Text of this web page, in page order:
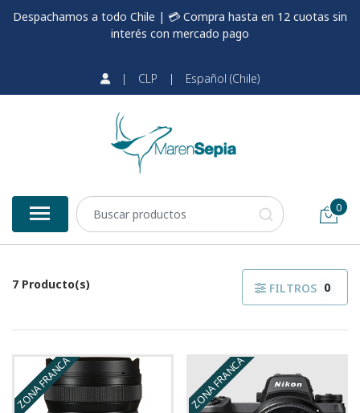
Despachamos a todo Chile | 💳 Compra hasta en 12 cuotas sin
interés con mercado pago
| CLP | Español (Chile)
0
7 Producto(s) FILTROS 0
A PEDIDO
ZONA FRANCA A PEDIDO
ZONA FRANCA